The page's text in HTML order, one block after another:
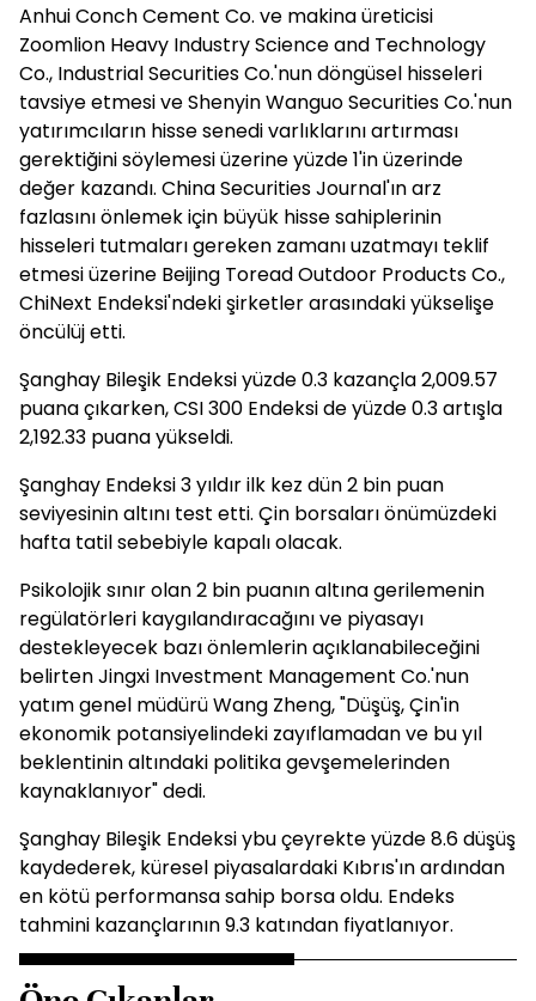
Anhui Conch Cement Co. ve makina üreticisi
Zoomlion Heavy Industry Science and Technology
Co., Industrial Securities Co.'nun döngüsel hisseleri
tavsiye etmesi ve Shenyin Wanguo Securities Co.'nun
yatırımcıların hisse senedi varlıklarını artırması
gerektiğini söylemesi üzerine yüzde 1'in üzerinde
değer kazandı. China Securities Journal'ın arz
fazlasını önlemek için büyük hisse sahiplerinin
hisseleri tutmaları gereken zamanı uzatmayı teklif
etmesi üzerine Beijing Toread Outdoor Products Co.,
ChiNext Endeksi'ndeki şirketler arasındaki yükselişe
öncülüj etti.
Şanghay Bileşik Endeksi yüzde 0.3 kazançla 2,009.57
puana çıkarken, CSI 300 Endeksi de yüzde 0.3 artışla
2,192.33 puana yükseldi.
Şanghay Endeksi 3 yıldır ilk kez dün 2 bin puan
seviyesinin altını test etti. Çin borsaları önümüzdeki
hafta tatil sebebiyle kapalı olacak.
Psikolojik sınır olan 2 bin puanın altına gerilemenin
regülatörleri kaygılandıracağını ve piyasayı
destekleyecek bazı önlemlerin açıklanabileceğini
belirten Jingxi Investment Management Co.'nun
yatım genel müdürü Wang Zheng, "Düşüş, Çin'in
ekonomik potansiyelindeki zayıflamadan ve bu yıl
beklentinin altındaki politika gevşemelerinden
kaynaklanıyor" dedi.
Şanghay Bileşik Endeksi ybu çeyrekte yüzde 8.6 düşüş
kaydederek, küresel piyasalardaki Kıbrıs'ın ardından
en kötü performansa sahip borsa oldu. Endeks
tahmini kazançlarının 9.3 katından fiyatlanıyor.